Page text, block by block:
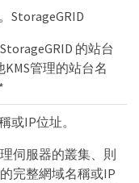
StorageGRID
的站台
管理的站台名
或IP位址。
伺服器的叢集、則
完整網域名稱或IP